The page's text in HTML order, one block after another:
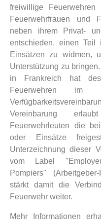
freiwillige Feuerwehren
Feuerwehrfrauen und
neben ihrem Privat-
entschieden, einen
Einsätzen zu widmen,
Unterstützung zu
in Frankreich hat
Feuerwehren im
Vereinbarung
Feuerwehrleuten die
oder Einsätze
Unterzeichnung dieser
vom Label
Pompiers"
stärkt damit die
Feuerwehr weiter.
Mehr Informationen